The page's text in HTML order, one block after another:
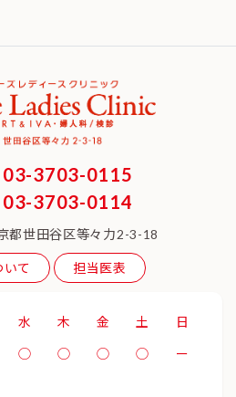
03-3703-0115
03-3703-0114
都世田谷区等々力2-3-18
て
担当医表
水 木 金 土
日
◯ ◯ ◯ ◯ ー